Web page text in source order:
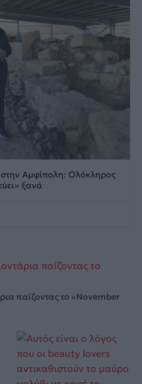
Αμφίπολη: Ολόκληρος
ξανά
παίζοντας το «November